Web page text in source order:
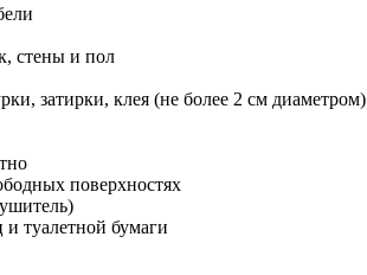
стены и пол
затирки, клея (не более 2 см диаметром)
поверхностях
туалетной бумаги